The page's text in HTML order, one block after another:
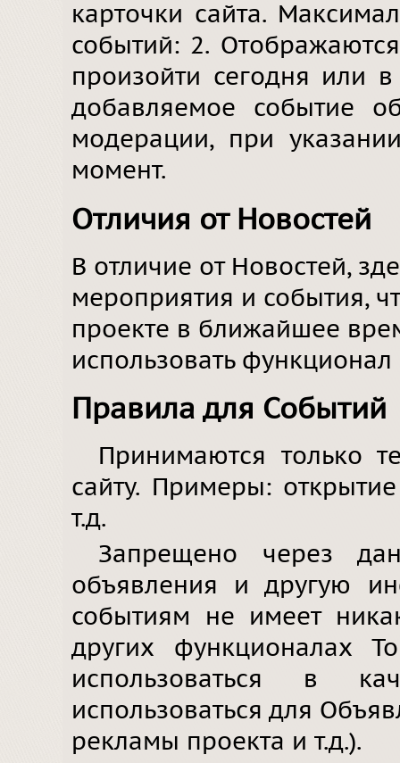
карточки сайта.
событий: 2.
произойти сегодня или
добавляемое событие
модерации, при
момент.
Отличия от Новостей
В отличие от Новостей,
мероприятия и события,
проекте в ближайшее
использовать
Правила для Событий
Принимаются только
сайту. Примеры:
т.д.
Запрещено через
объявления и другую
событиям не имеет
других функционалах
использоваться в
использоваться для
рекламы проекта и т.д.).